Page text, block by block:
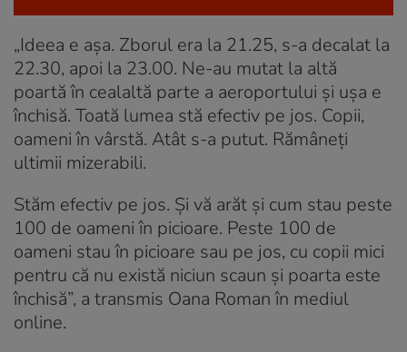
„Ideea e așa. Zborul era la 21.25, s-a decalat la
22.30, apoi la 23.00. Ne-au mutat la altă
poartă în cealaltă parte a aeroportului și ușa e
închisă. Toată lumea stă efectiv pe jos. Copii,
oameni în vârstă. Atât s-a putut. Rămâneți
ultimii mizerabili.
Stăm efectiv pe jos. Și vă arăt și cum stau peste
100 de oameni în picioare. Peste 100 de
oameni stau în picioare sau pe jos, cu copii mici
pentru că nu există niciun scaun și poarta este
închisă”, a transmis Oana Roman în mediul
online.